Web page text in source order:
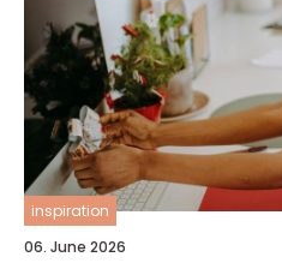
inspiration
06. June 2026